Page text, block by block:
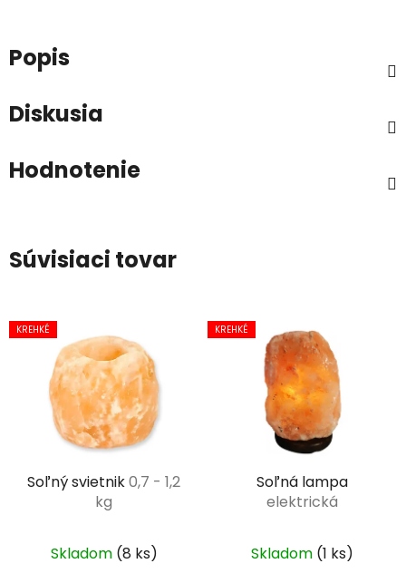
Popis
Diskusia
Hodnotenie
Súvisiaci tovar
KREHKÉ
Soľný svietnik0,7 - 1,2
kg
Skladom (8 ks)
KREHKÉ
Soľná lampa
elektrická
Skladom (1 ks)